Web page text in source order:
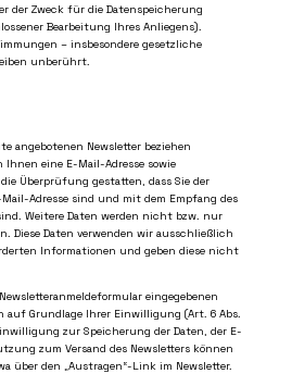
der Zweck für die Datenspeicherung
Bearbeitung Ihres Anliegens).
– insbesondere gesetzliche
unberührt.
angebotenen Newsletter beziehen
eine E-Mail-Adresse sowie
Überprüfung gestatten, dass Sie der
Adresse sind und mit dem Empfang des
Weitere Daten werden nicht bzw. nur
Diese Daten verwenden wir ausschließlich
Informationen und geben diese nicht
eingegebenen
Grundlage Ihrer Einwilligung (Art. 6 Abs.
zur Speicherung der Daten, der E-
zum Versand des Newsletters können
über den „Austragen“-Link im Newsletter.